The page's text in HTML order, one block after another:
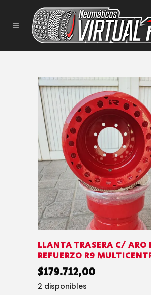
LLANTA TRASERA C/ ARO
REFUERZO R9
$179.712,00
2 disponibles